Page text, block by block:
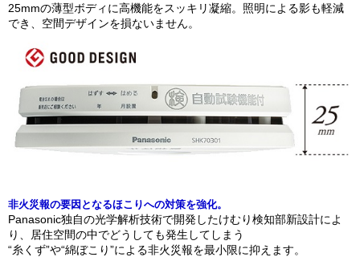
25mmの薄型ボディに高機能をスッキリ凝縮。照明による影も軽減
でき、空間デザインを損ないません。
非火災報の要因となるほこりへの対策を強化。
Panasonic独自の光学解析技術で開発したけむり検知部新設計によ
り、居住空間の中でどうしても発生してしまう
“糸くず”や“綿ぼこり”による非火災報を最小限に抑えます。